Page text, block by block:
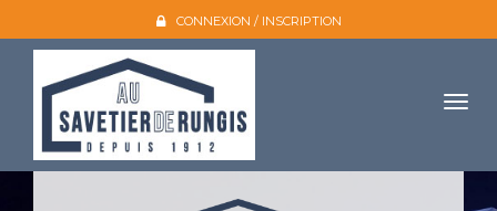
CONNEXION / INSCRIPTION